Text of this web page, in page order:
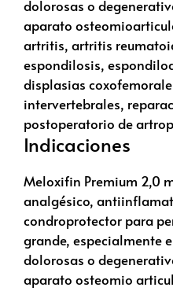
dolorosas o
aparato
artritis, artritis
espondilosis,
displasias
intervertebrales,
postoperatorio de
Indicaciones
Meloxifin Premium 2,0
analgésico,
condroprotector para
grande, especialmente
dolorosas o
aparato osteomio